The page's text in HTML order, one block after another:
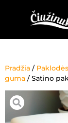
Pradžia / Paklodės
guma / Satino